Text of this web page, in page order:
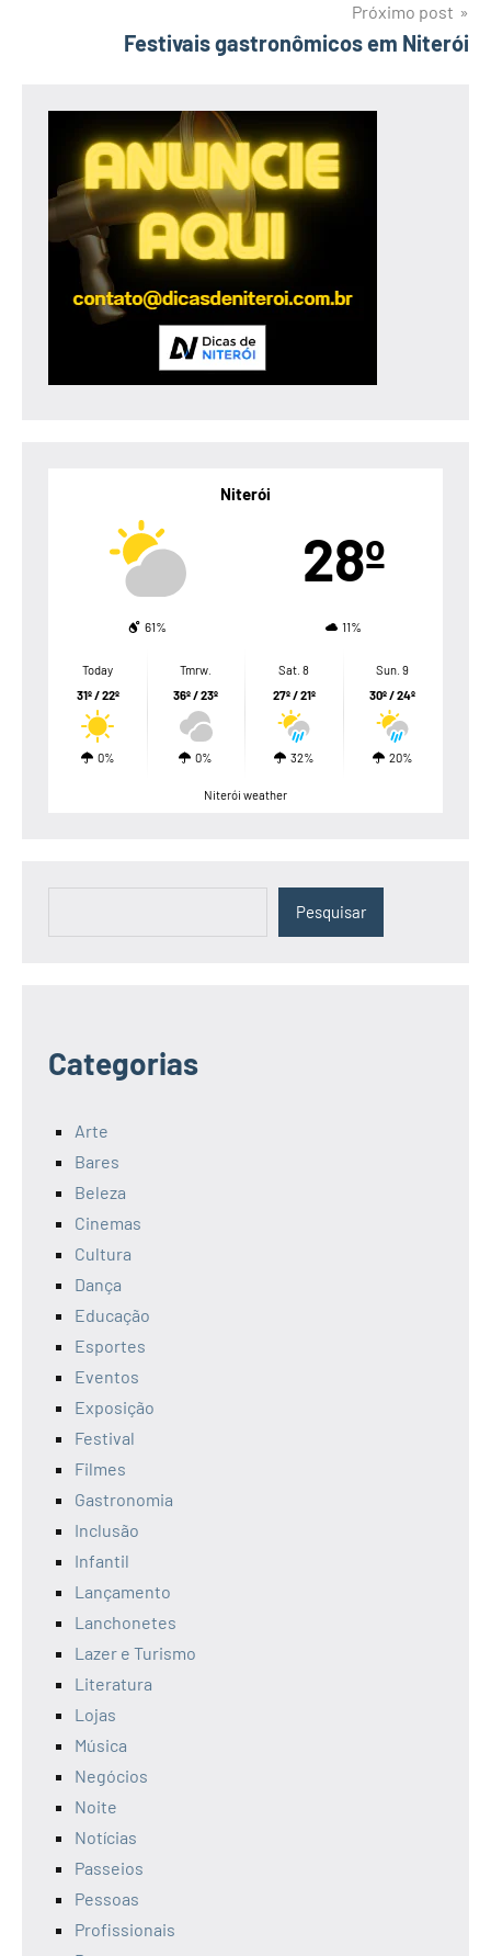
Próximo post
Festivais gastronômicos em Niterói
Niterói
28º
61% 11%
Today
31º / 22º
0%
Tmrw.
36º / 23º
0%
Sat. 8
27º / 21º
32%
Sun. 9
30º / 24º
20%
Niterói weather
Pesquisar
Categorias
Arte
Bares
Beleza
Cinemas
Cultura
Dança
Educação
Esportes
Eventos
Exposição
Festival
Filmes
Gastronomia
Inclusão
Infantil
Lançamento
Lanchonetes
Lazer e Turismo
Literatura
Lojas
Música
Negócios
Noite
Notícias
Passeios
Pessoas
Profissionais